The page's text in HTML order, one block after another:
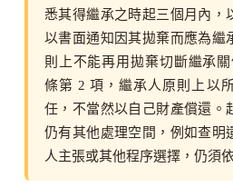
悉其得繼承之時起三個月內，
以書面通知因其拋棄而應為繼
則上不能再用拋棄切斷繼承
條第 2 項，繼承人原則上以
任，不當然以自己財產償還。
仍有其他處理空間，例如查明
人主張或其他程序選擇，仍須